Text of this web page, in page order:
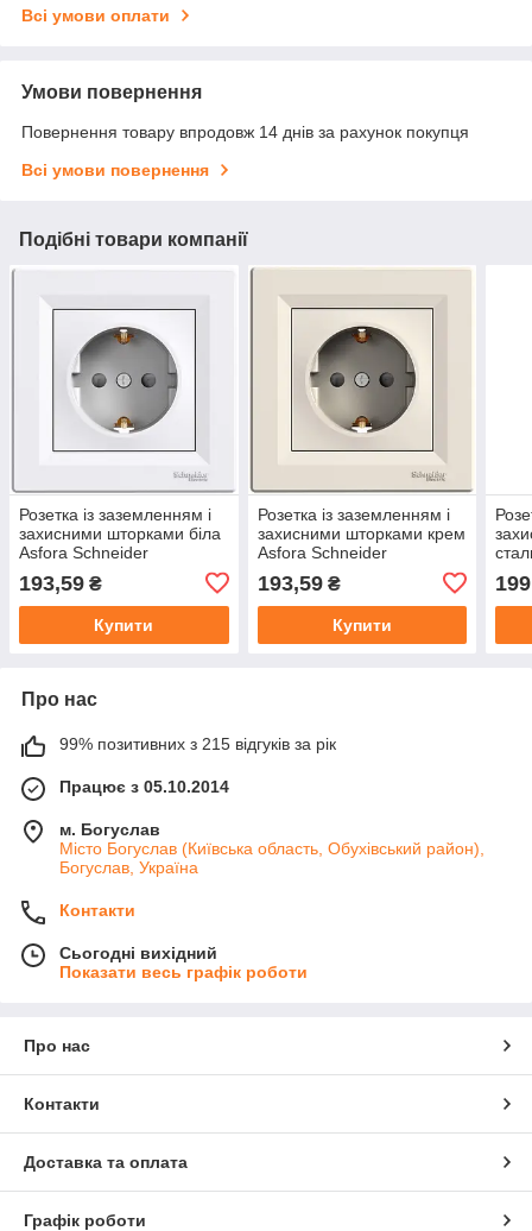
Всі умови оплати
Умови повернення
Повернення товару впродовж 14 днів за рахунок покупця
Всі умови повернення
Подібні товари компанії
Розетка із заземленням і
захисними шторками біла
Asfora Schneider
193,59 ₴
Купити
Розетка із заземленням і
захисними шторками крем
Asfora Schneider
193,59₴
Купити
Про нас
99% позитивних з 215 відгуків за рік
Працює з 05.10.2014
м. Богуслав
Місто Богуслав (Київська область, Обухівський район),
Богуслав, Україна
Контакти
Сьогодні вихідний
Показати весь графік роботи
Про нас
Контакти
Доставка та оплата
Графік роботи